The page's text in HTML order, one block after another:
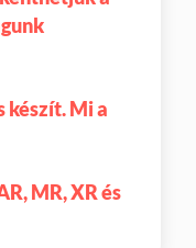
készít. Mi a
MR, XR és